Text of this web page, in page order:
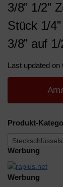
3/8” 1/2”
Stück 1/
3/8” auf 1/
Last updated on
Produkt-
Werbung
Werbung